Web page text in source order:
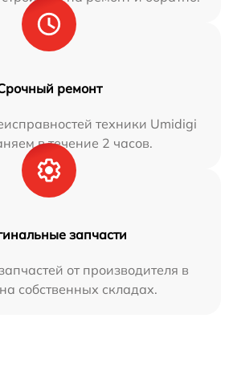
ремонт
техники Umidigi
в течение 2 часов.
запчасти
от производителя в
собственных складах.